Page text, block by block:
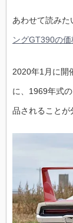
あわせて読みた
ングGT390の
2020年1月に開
に、1969年式
品されることが